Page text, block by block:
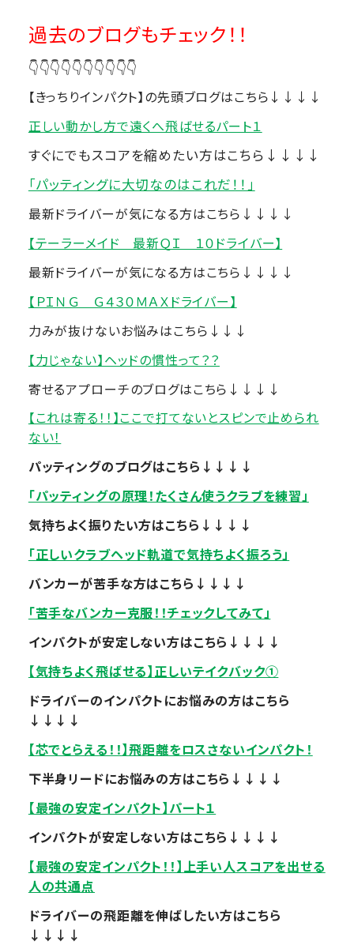
過去のブログもチェック！！
👇👇👇👇👇👇👇👇👇👇
【きっちりインパクト】の先頭ブログはこちら↓↓↓↓
正しい動かし方で遠くへ飛ばせるパート１
すぐにでもスコアを縮めたい方はこちら↓↓↓↓
「パッティングに大切なのはこれだ！！」
最新ドライバーが気になる方はこちら↓↓↓↓
【テーラーメイド 最新ＱＩ １０ドライバー】
最新ドライバーが気になる方はこちら↓↓↓↓
【ＰＩＮＧ Ｇ４３０ＭＡＸドライバー】
力みが抜けないお悩みはこちら↓↓↓
【力じゃない】ヘッドの慣性って？？
寄せるアプローチのブログはこちら↓↓↓↓
【これは寄る！！】ここで打てないとスピンで止められ
ない！
パッティングのブログはこちら↓↓↓↓
「パッティングの原理！たくさん使うクラブを練習」
気持ちよく振りたい方はこちら↓↓↓↓
「正しいクラブヘッド軌道で気持ちよく振ろう」
バンカーが苦手な方はこちら↓↓↓↓
「苦手なバンカー克服！！チェックしてみて」
インパクトが安定しない方はこちら↓↓↓↓
【気持ちよく飛ばせる】正しいテイクバック①
ドライバーのインパクトにお悩みの方はこちら
↓↓↓↓
【芯でとらえる！！】飛距離をロスさないインパクト！
下半身リードにお悩みの方はこちら↓↓↓↓
【最強の安定インパクト】パート１
インパクトが安定しない方はこちら↓↓↓↓
【最強の安定インパクト！！】上手い人スコアを出せる
人の共通点
ドライバーの飛距離を伸ばしたい方はこちら
↓↓↓↓